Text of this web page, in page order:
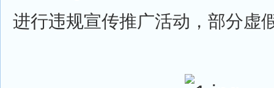
进行违规宣传推广活动，部分虚